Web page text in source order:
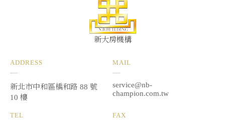
新大房機構
ADDRESS
新北市中和區橋和路 88 號
10 樓
MAIL
service@nb-
champion.com.tw
TEL FAX